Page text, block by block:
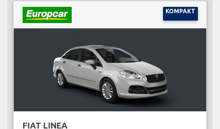
KOMPAKT
FIAT LINEA